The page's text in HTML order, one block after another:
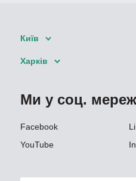
Київ
Харків
Ми у соц.
Facebook
YouTube